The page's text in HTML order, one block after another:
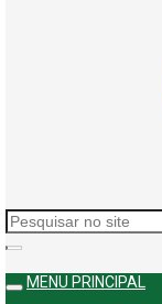
MENU PRINCIPAL